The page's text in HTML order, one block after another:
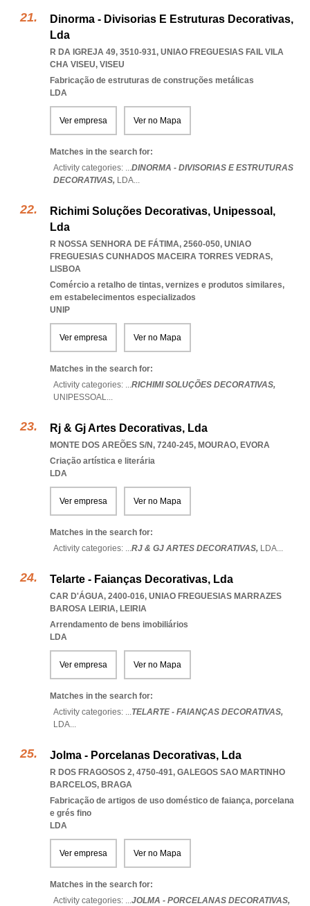
Dinorma - Divisorias E Estruturas Decorativas,
Lda
R DA IGREJA 49, 3510-931, UNIAO FREGUESIAS FAIL VILA
CHA VISEU, VISEU
Fabricação de estruturas de construções metálicas
LDA
Ver empresa Ver no Mapa
Matches in the search for:
Activity categories: ...DINORMA - DIVISORIAS E ESTRUTURAS
DECORATIVAS, LDA...
Richimi Soluções Decorativas, Unipessoal,
Lda
R NOSSA SENHORA DE FÁTIMA, 2560-050, UNIAO
FREGUESIAS CUNHADOS MACEIRA TORRES VEDRAS,
LISBOA
Comércio a retalho de tintas, vernizes e produtos similares,
em estabelecimentos especializados
UNIP
Ver empresa Ver no Mapa
Matches in the search for:
Activity categories: ...RICHIMI SOLUÇÕES DECORATIVAS,
UNIPESSOAL...
Rj & Gj Artes Decorativas, Lda
MONTE DOS AREÕES S/N, 7240-245, MOURAO, EVORA
Criação artística e literária
LDA
Ver empresa Ver no Mapa
Matches in the search for:
Activity categories: ...RJ & GJ ARTES DECORATIVAS, LDA...
Telarte - Faianças Decorativas, Lda
CAR D'ÁGUA, 2400-016, UNIAO FREGUESIAS MARRAZES
BAROSA LEIRIA, LEIRIA
Arrendamento de bens imobiliários
LDA
Ver empresa Ver no Mapa
Matches in the search for:
Activity categories: ...TELARTE - FAIANÇAS DECORATIVAS,
LDA...
Jolma - Porcelanas Decorativas, Lda
R DOS FRAGOSOS 2, 4750-491, GALEGOS SAO MARTINHO
BARCELOS, BRAGA
Fabricação de artigos de uso doméstico de faiança, porcelana
e grés fino
LDA
Ver empresa Ver no Mapa
Matches in the search for:
Activity categories: ...JOLMA - PORCELANAS DECORATIVAS,